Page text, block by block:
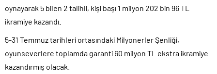
oynayarak 5 bilen 2 talihli, kişi başı 1 milyon 202 bin 96 TL
ikramiye kazandı.
5-31 Temmuz tarihleri ortasındaki Milyonerler Şenliği,
oyunseverlere toplamda garanti 60 milyon TL ekstra ikramiye
kazandırmış olacak.